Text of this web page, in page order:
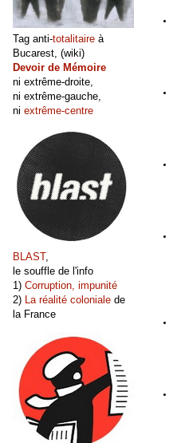
Tag anti-totalitaire à
Bucarest, (wiki)
Devoir de Mémoire
ni extrême-droite,
ni extrême-gauche,
ni extrême-centre
BLAST,
le souffle de l'info
1) Corruption, impunité
2) La réalité coloniale de
la France